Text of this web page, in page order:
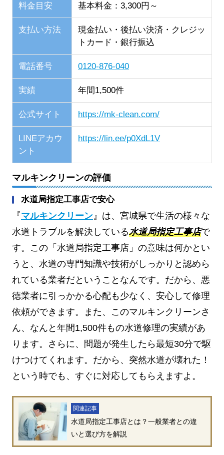
料金目安 基本料金：3,300円～
支払い方法
現金払い・後払い決済・クレジッ
トカード・銀行振込
電話番号 0120-876-040
実績 年間1,500件
公式サイト https://mk-clean.com/
LINEアカウ
ント
https://lin.ee/p0XdL1V
マルキンクリーンの評価
水道局指定工事店で安心
『マルキンクリーン 』は、宮城県で生活の様々な
水道トラブルを解決している水道局指定工事店で
す。この「水道局指定工事店」の意味は何かとい
うと、水道の専門知識や技術がしっかりと認めら
れている業者だということなんです。だから、悪
徳業者に引っかかる心配も少なく、安心して修理
依頼ができます。また、このマルキンクリーンさ
ん、なんと年間1,500件もの水道修理の実績があ
ります。さらに、問題が発生したら最短30分で駆
けつけてくれます。だから、突然水道が壊れた！
という時でも、すぐに対応してもらえますよ。
関連記事
水道局指定工事店とは？一般業者との違
いと選び方を解説